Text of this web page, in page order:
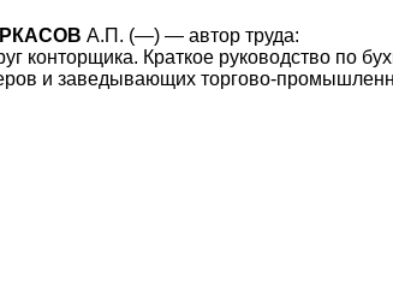
А.П. (—) — автор труда:
конторщика. Краткое руководство по
и заведывающих торгово-